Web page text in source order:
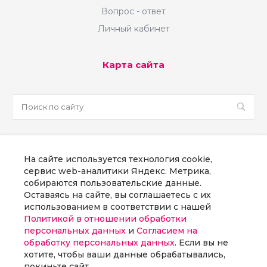
Разработка промо-сайтов - от 150 000 р
Вопрос - ответ
Личный кабинет
Карта сайта
8 800 300 58 70
г. Москва, наб Пресненская, д. 8, стр. 1
Заказать звонок
На сайте используется технология cookie,
сервис web-аналитики Яндекс. Метрика,
собираются пользовательские данные.
Оставаясь на сайте, вы соглашаетесь с их
использованием в соответствии с нашей
Политикой в отношении обработки
персональных данных и Согласием на
обработку персональных данных. Если вы не
хотите, чтобы ваши данные обрабатывались,